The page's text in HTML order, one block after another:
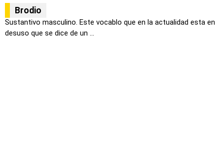
Brodio
Sustantivo masculino. Este vocablo que en la actualidad esta en
desuso que se dice de un ...